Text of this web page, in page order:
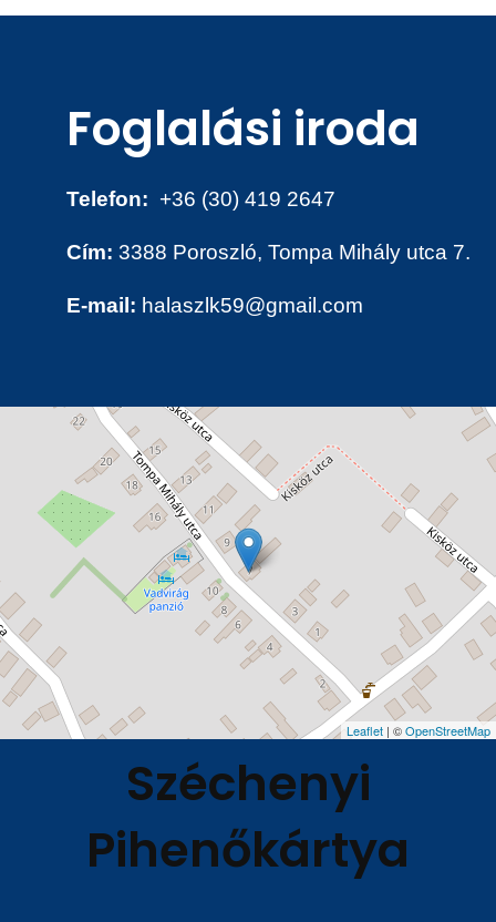
Foglalási iroda
Telefon: +36 (30) 419 2647
Cím: 3388 Poroszló, Tompa Mihály utca 7.
E-mail: halaszlk59@gmail.com
Leaflet | ©OpenStreetMap
Széchenyi
Pihenőkártya